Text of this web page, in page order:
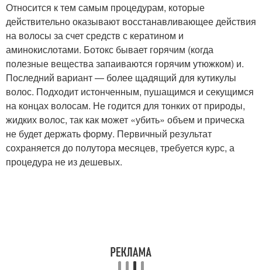
Относится к тем самым процедурам, которые
действительно оказывают восстанавливающее действия
на волосы за счет средств с кератином и
аминокислотами. Ботокс бывает горячим (когда
полезные вещества запаиваются горячим утюжком) и.
Последний вариант — более щадящий для кутикулы
волос. Подходит истонченным, пушащимся и секущимся
на концах волосам. Не годится для тонких от природы,
жидких волос, так как может «убить» объем и прическа
не будет держать форму. Первичный результат
сохраняется до полутора месяцев, требуется курс, а
процедура не из дешевых.